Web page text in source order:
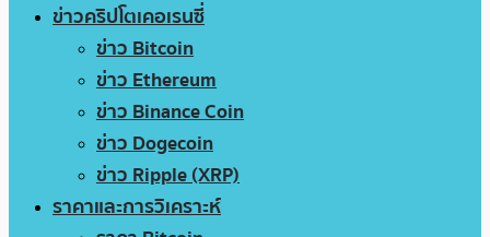
ข่าวคริปโตเคอเรนซี่
ข่าว Bitcoin
ข่าว Ethereum
ข่าว Binance Coin
ข่าว Dogecoin
ข่าว Ripple (XRP)
ราคาและการวิเคราะห์